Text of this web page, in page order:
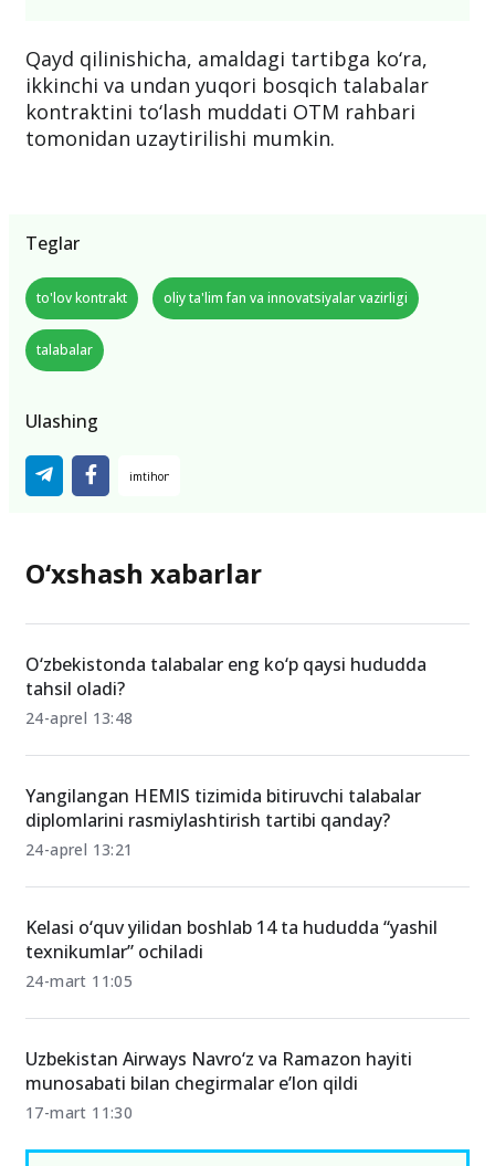
Qayd qilinishicha, amaldagi tartibga ko‘ra,
ikkinchi va undan yuqori bosqich talabalar
kontraktini to‘lash muddati OTM rahbari
tomonidan uzaytirilishi mumkin.
Teglar
to'lov kontrakt oliy ta'lim fan va innovatsiyalar vazirligi
talabalar
Ulashing
O‘xshash xabarlar
O‘zbekistonda talabalar eng ko‘p qaysi hududda
tahsil oladi?
24-aprel 13:48
Yangilangan HEMIS tizimida bitiruvchi talabalar
diplomlarini rasmiylashtirish tartibi qanday?
24-aprel 13:21
Kelasi o‘quv yilidan boshlab 14 ta hududda “yashil
texnikumlar” ochiladi
24-mart 11:05
Uzbekistan Airways Navro‘z va Ramazon hayiti
munosabati bilan chegirmalar e’lon qildi
17-mart 11:30